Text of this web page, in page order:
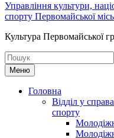
Управління культури,
спорту Первомайської
Культура Первомайcької
Шукати:
Меню
Головна
Відділ у
спорту